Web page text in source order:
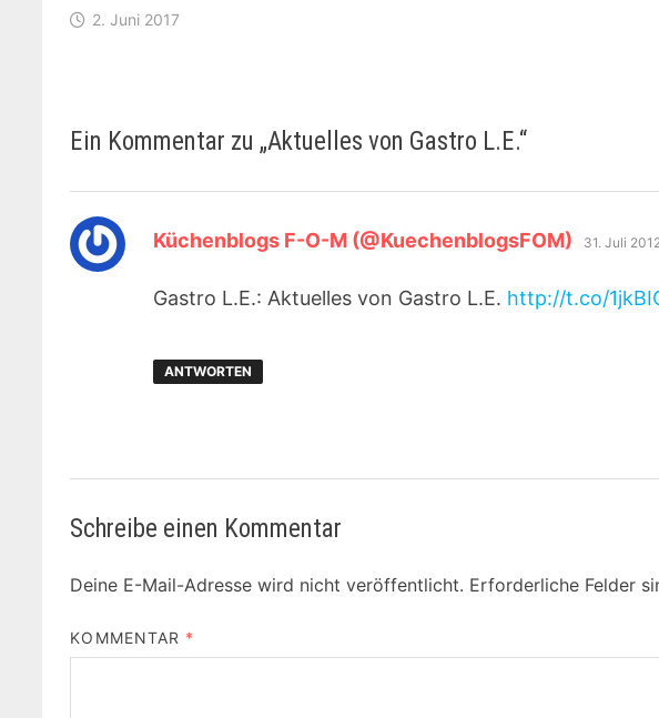
2. Juni 2017
Ein Kommentar zu „Aktuelles von Gastro L.E.“
Küchenblogs F-O-M (@KuechenblogsFOM) sagt:
31. Juli
Gastro L.E.: Aktuelles von Gastro L.E. http://t.co/
ANTWORTEN
Schreibe einen Kommentar
Deine E-Mail-Adresse wird nicht veröffentlicht. Erforderliche Felder
KOMMENTAR *